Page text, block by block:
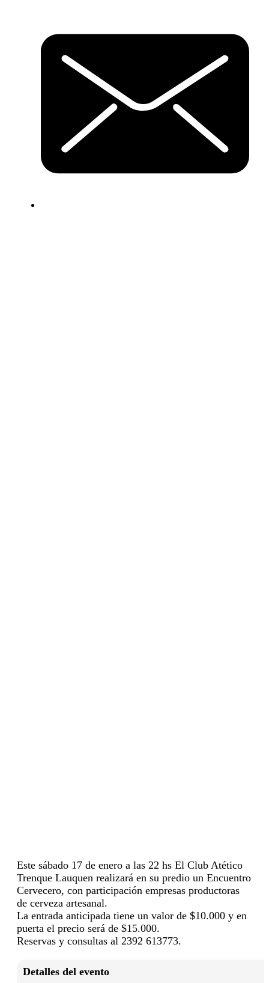
Este sábado 17 de enero a las 22 hs El Club Atético
Trenque Lauquen realizará en su predio un Encuentro
Cervecero, con participación empresas productoras
de cerveza artesanal.
La entrada anticipada tiene un valor de $10.000 y en
puerta el precio será de $15.000.
Reservas y consultas al 2392 613773.
Detalles del evento